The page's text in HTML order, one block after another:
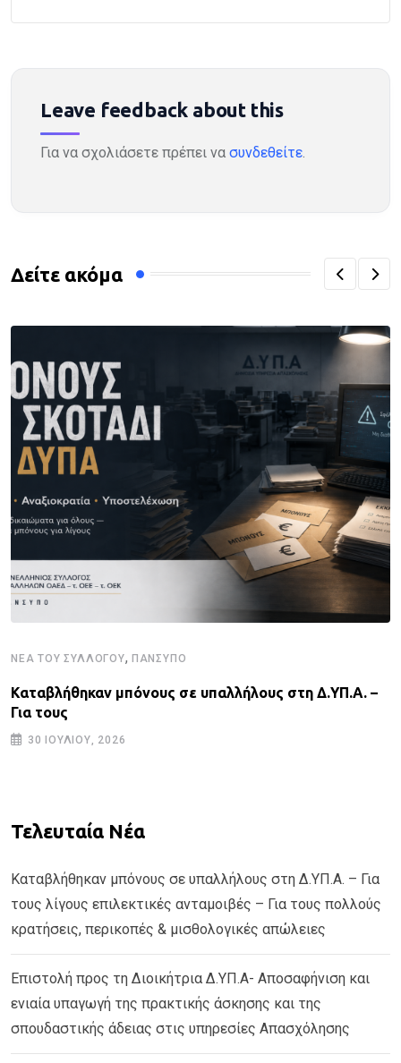
Leave feedback about this
Για να σχολιάσετε πρέπει να συνδεθείτε.
Δείτε ακόμα
ΝΈΑ ΤΟΥ ΣΥΛΛΌΓΟΥ, ΠΑΝΣΥΠΟ
Καταβλήθηκαν μπόνους σε υπαλλήλους στη Δ.ΥΠ.Α. –
Για τους
30 ΙΟΥΛΊΟΥ, 2026
Τελευταία Νέα
Καταβλήθηκαν μπόνους σε υπαλλήλους στη Δ.ΥΠ.Α. – Για
τους λίγους επιλεκτικές ανταμοιβές – Για τους πολλούς
κρατήσεις, περικοπές & μισθολογικές απώλειες
Επιστολή προς τη Διοικήτρια Δ.ΥΠ.Α- Αποσαφήνιση και
ενιαία υπαγωγή της πρακτικής άσκησης και της
σπουδαστικής άδειας στις υπηρεσίες Απασχόλησης